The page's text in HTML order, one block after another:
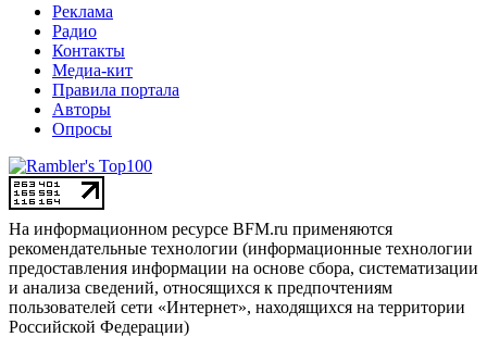
Реклама
Радио
Контакты
Медиа-кит
Правила портала
Авторы
Опросы
На информационном ресурсе BFM.ru применяются
рекомендательные технологии (информационные технологии
предоставления информации на основе сбора, систематизации
и анализа сведений, относящихся к предпочтениям
пользователей сети «Интернет», находящихся на территории
Российской Федерации)